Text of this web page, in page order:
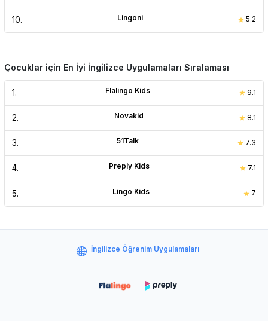
10. Lingoni 5.2
Çocuklar için En İyi İngilizce Uygulamaları Sıralaması
1. Flalingo Kids 9.1
2. Novakid 8.1
3. 51Talk 7.3
4. Preply Kids 7.1
5. Lingo Kids 7
İngilizce Öğrenim Uygulamaları